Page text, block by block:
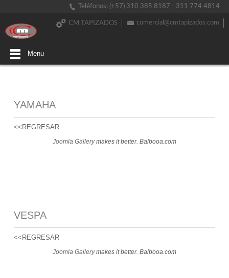
Teléfonos: (+57) 310 385 8187 - 311 774 4814
comercial@cmtapizados.com
CM TAPIZADOS
Menu
YAMAHA
<<REGRESAR
Joomla Gallerymakes it better. Balbooa.com
VESPA
<<REGRESAR
Joomla Gallerymakes it better. Balbooa.com